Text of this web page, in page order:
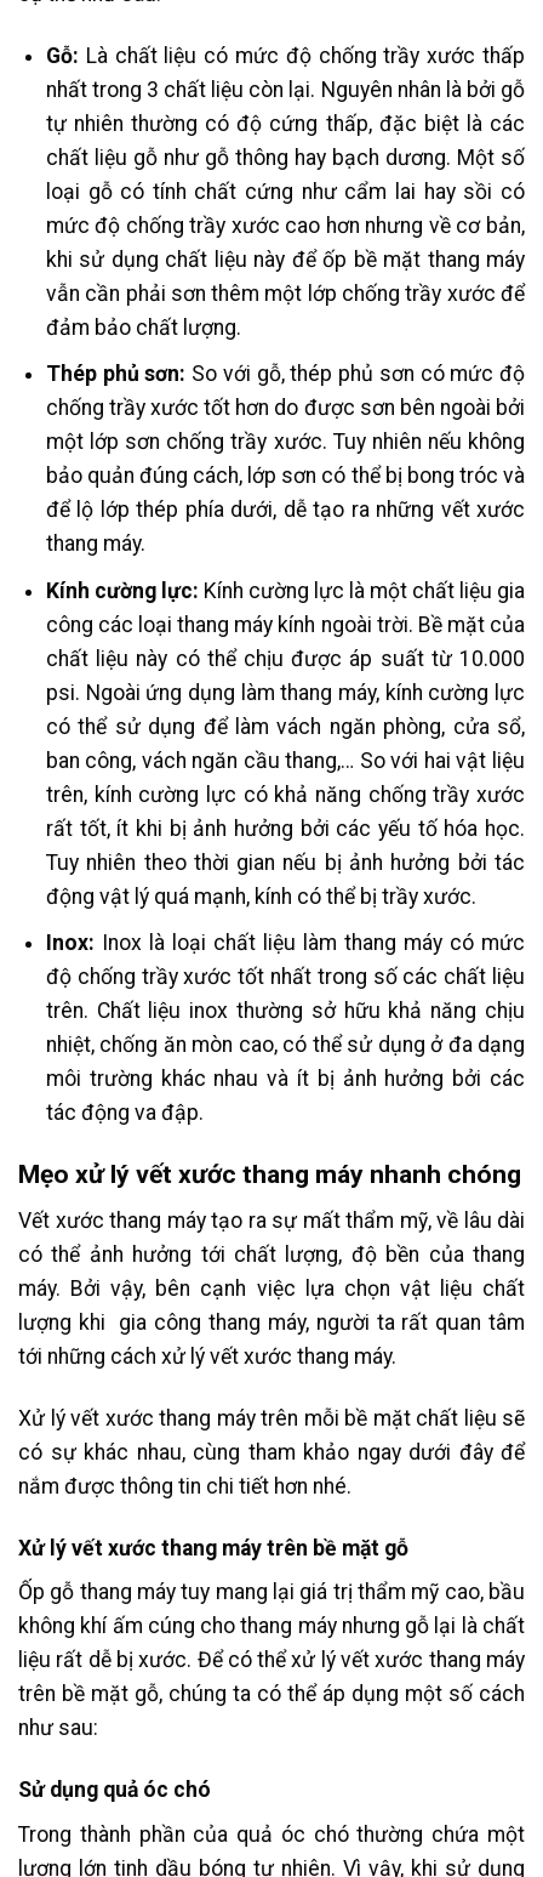
Gỗ: Là chất liệu có mức độ chống trầy xước thấp
nhất trong 3 chất liệu còn lại. Nguyên nhân là bởi gỗ
tự nhiên thường có độ cứng thấp, đặc biệt là các
chất liệu gỗ như gỗ thông hay bạch dương. Một số
loại gỗ có tính chất cứng như cẩm lai hay sồi có
mức độ chống trầy xước cao hơn nhưng về cơ bản,
khi sử dụng chất liệu này để ốp bề mặt thang máy
vẫn cần phải sơn thêm một lớp chống trầy xước để
đảm bảo chất lượng.
Thép phủ sơn: So với gỗ, thép phủ sơn có mức độ
chống trầy xước tốt hơn do được sơn bên ngoài bởi
một lớp sơn chống trầy xước. Tuy nhiên nếu không
bảo quản đúng cách, lớp sơn có thể bị bong tróc và
để lộ lớp thép phía dưới, dễ tạo ra những vết xước
thang máy.
Kính cường lực: Kính cường lực là một chất liệu gia
công các loại thang máy kính ngoài trời. Bề mặt của
chất liệu này có thể chịu được áp suất từ 10.000
psi. Ngoài ứng dụng làm thang máy, kính cường lực
có thể sử dụng để làm vách ngăn phòng, cửa sổ,
ban công, vách ngăn cầu thang,… So với hai vật liệu
trên, kính cường lực có khả năng chống trầy xước
rất tốt, ít khi bị ảnh hưởng bởi các yếu tố hóa học.
Tuy nhiên theo thời gian nếu bị ảnh hưởng bởi tác
động vật lý quá mạnh, kính có thể bị trầy xước.
Inox:
Inox là loại chất liệu làm thang máy có mức
độ chống trầy xước tốt nhất trong số các chất liệu
trên. Chất liệu inox thường sở hữu khả năng chịu
nhiệt, chống ăn mòn cao, có thể sử dụng ở đa dạng
môi trường khác nhau và ít bị ảnh hưởng bởi các
tác động va đập.
Mẹo xử lý vết xước thang máy nhanh chóng
Vết xước thang máy tạo ra sự mất thẩm mỹ, về lâu dài
có thể ảnh hưởng tới chất lượng, độ bền của thang
máy. Bởi vậy, bên cạnh việc lựa chọn vật liệu chất
lượng khi gia công thang máy, người ta rất quan tâm
tới những cách xử lý vết xước thang máy.
Xử lý vết xước thang máy trên mỗi bề mặt chất liệu sẽ
có sự khác nhau, cùng tham khảo ngay dưới đây để
nắm được thông tin chi tiết hơn nhé.
Xử lý vết xước thang máy trên bề mặt gỗ
Ốp gỗ thang máy tuy mang lại giá trị thẩm mỹ cao, bầu
không khí ấm cúng cho thang máy nhưng gỗ lại là chất
liệu rất dễ bị xước. Để có thể xử lý vết xước thang máy
trên bề mặt gỗ, chúng ta có thể áp dụng một số cách
như sau:
Sử dụng quả óc chó
Trong thành phần của quả óc chó thường chứa một
lượng lớn tinh dầu bóng tự nhiên. Vì vậy, khi sử dụng